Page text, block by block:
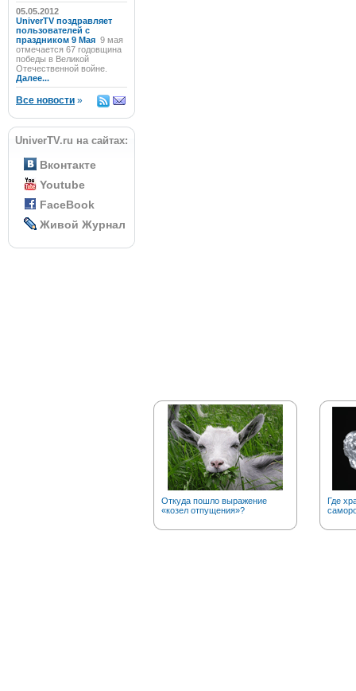
05.05.2012
UniverTV поздравляет
пользователей с
праздником 9 Мая 9 мая
отмечается 67 годовщина
победы в Великой
Отечественной войне.
Далее...
Все новости »
UniverTV.ru на сайтах:
Вконтакте
Youtube
FaceBook
Живой Журнал
Откуда пошло выражение
«козел отпущения»?
Где